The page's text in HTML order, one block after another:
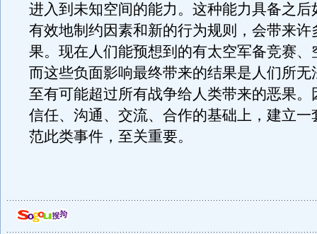
进入到未知空间的能力。这种能力具备之后
有效地制约因素和新的行为规则，会带来许
果。现在人们能预想到的有太空军备竞赛、
而这些负面影响最终带来的结果是人们所无
至有可能超过所有战争给人类带来的恶果。
信任、沟通、交流、合作的基础上，建立一
范此类事件，至关重要。